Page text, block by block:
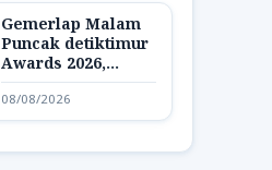
Gemerlap Malam
Puncak detiktimur
Awards 2026,
Apresiasi untuk
Penggerak
Indonesia Timur
08/08/2026